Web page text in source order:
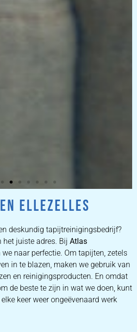
DOOR
ELLEZELLES
deskundig tapijtreinigingsbedrijf?
het juiste adres. Bij Atlas
we naar perfectie. Om tapijten, zetels
in te blazen, maken we gebruik van
en reinigingsproducten. En omdat
de beste te zijn in wat we doen, kunt
keer weer ongeëvenaard werk